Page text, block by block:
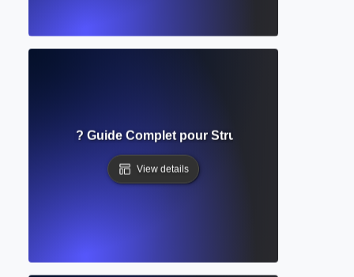
Matières ? Guide Complet pour Structurer les
View details